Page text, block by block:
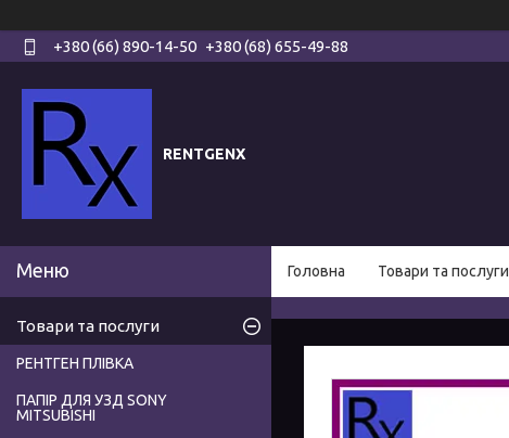
+380 (66) 890-14-50 +380 (68) 655-49-88
RENTGENX
Головна Товари та послуги
Товари та послуги
РЕНТГЕН ПЛІВКА
ПАПІР ДЛЯ УЗД SONY
MITSUBISHI